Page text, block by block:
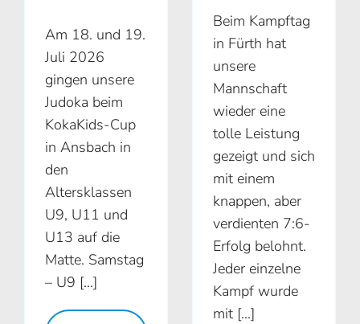
Am 18. und 19.
Juli 2026
gingen unsere
Judoka beim
KokaKids-Cup
in Ansbach in
den
Altersklassen
U9, U11 und
U13 auf die
Matte. Samstag
– U9 [...]
Beim Kampftag
in Fürth hat
unsere
Mannschaft
wieder eine
tolle Leistung
gezeigt und sich
mit einem
knappen, aber
verdienten 7:6-
Erfolg belohnt.
Jeder einzelne
Kampf wurde
mit [...]